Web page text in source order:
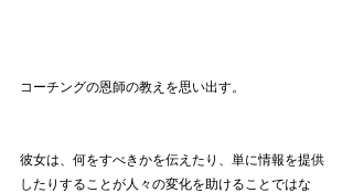
コーチングの恩師の教えを思い出す。
彼女は、何をすべきかを伝えたり、単に情報を提供
したりすることが人々の変化を助けることではな